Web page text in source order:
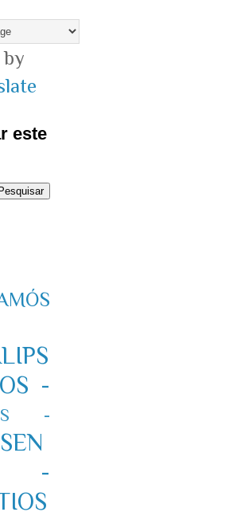
este
-
-
-